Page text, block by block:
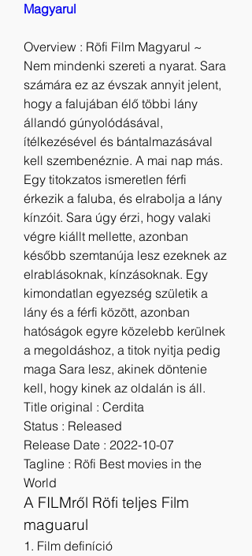
Magyarul
Overview : Röfi Film Magyarul ~
Nem mindenki szereti a nyarat. Sara
számára ez az évszak annyit jelent,
hogy a falujában élő többi lány
állandó gúnyolódásával,
ítélkezésével és bántalmazásával
kell szembenéznie. A mai nap más.
Egy titokzatos ismeretlen férfi
érkezik a faluba, és elrabolja a lány
kínzóit. Sara úgy érzi, hogy valaki
végre kiállt mellette, azonban
később szemtanúja lesz ezeknek az
elrablásoknak, kínzásoknak. Egy
kimondatlan egyezség születik a
lány és a férfi között, azonban
hatóságok egyre közelebb kerülnek
a megoldáshoz, a titok nyitja pedig
maga Sara lesz, akinek döntenie
kell, hogy kinek az oldalán is áll.
Title original : Cerdita
Status : Released
Release Date : 2022-10-07
Tagline : Röfi Best movies in the
World
A FILMről Röfi teljes Film
maguarul
1. Film definíció